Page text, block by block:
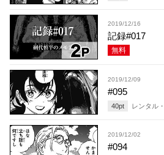
2019/12/16
記録#017
無料
2019/12/09
#095
40pt レンタル・
2019/12/02
#094